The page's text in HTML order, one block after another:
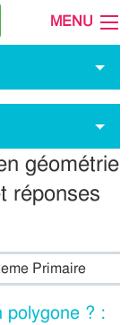
MENU
géométrie
réponses
Primaire
polygone ? :